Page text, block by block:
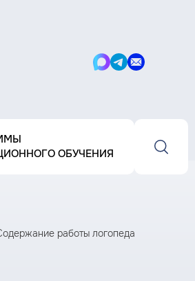
Написать
Написать
Написать
ОБУЧЕНИЯ
работы логопеда